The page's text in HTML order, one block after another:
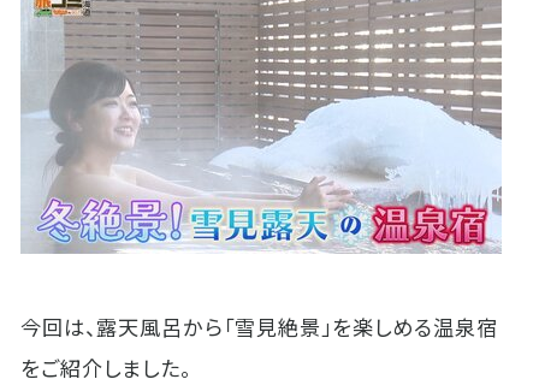
今回は、露天風呂から「雪見絶景」を楽しめる温泉宿
をご紹介しました。